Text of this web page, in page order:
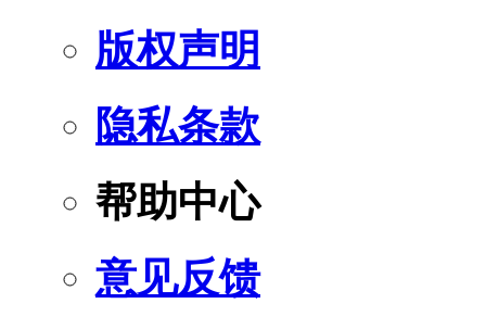
版权声明
隐私条款
帮助中心
意见反馈